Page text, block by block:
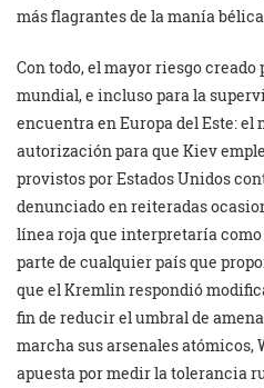
más flagrantes de la manía
Con todo, el mayor riesgo creado
mundial, e incluso para la
encuentra en Europa del Este: el
autorización para que Kiev
provistos por Estados Unidos
denunciado en reiteradas
línea roja que interpretaría
parte de cualquier país que
que el Kremlin respondió
fin de reducir el umbral de
marcha sus arsenales atómicos,
apuesta por medir la tolerancia